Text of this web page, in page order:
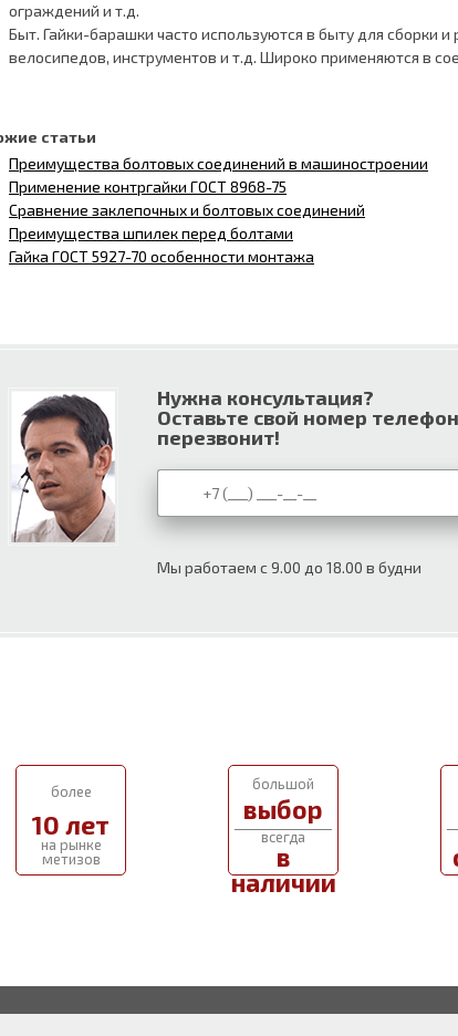
ограждений и т.д.
Быт. Гайки-барашки часто используются в быту для сборки
велосипедов, инструментов и т.д. Широко применяются в
статьи
Преимущества болтовых соединений в машиностроении
Применение контргайки ГОСТ 8968-75
Сравнение заклепочных и болтовых соединений
Преимущества шпилек перед болтами
Гайка ГОСТ 5927-70 особенности монтажа
Нужна консультация?
Оставьте свой номер
перезвонит!
Мы работаем с 9.00 до 18.00 в будни
более
10 лет
на рынке
метизов
большой
выбор
всегда
в
наличии